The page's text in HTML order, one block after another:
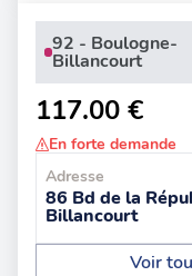
92 - Boulogne-
Billancourt
117.00 €
En forte demande
Adresse
86 Bd de la
Billancourt
Voir